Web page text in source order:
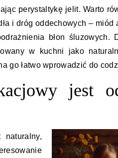
perystaltykę jelit. Warto
i dróg oddechowych –
błon śluzowych.
w kuchni jako
go łatwo wprowadzić do
jest
naturalny,